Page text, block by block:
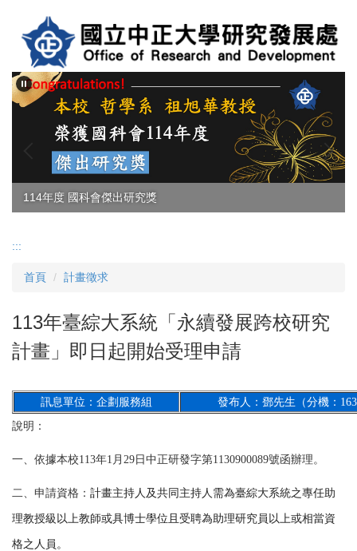
內
容
114年度 國科會傑出研究獎
:::
首頁 計畫徵求
113年臺綜大系統「永續發展跨校研究
計畫」即日起開始受理申請
訊息單位：企劃服務組
發布人：鄧先生（分機：
說明：
一、 依據本校113年1月29日中正研發字第1130900089號函辦理。
二、 申請資格： 計畫主持人及共同主持人需為臺綜大系統之專任助
理教授級以上教師或具博士學位且受聘為助理研究員以上或相當資
格之人員。